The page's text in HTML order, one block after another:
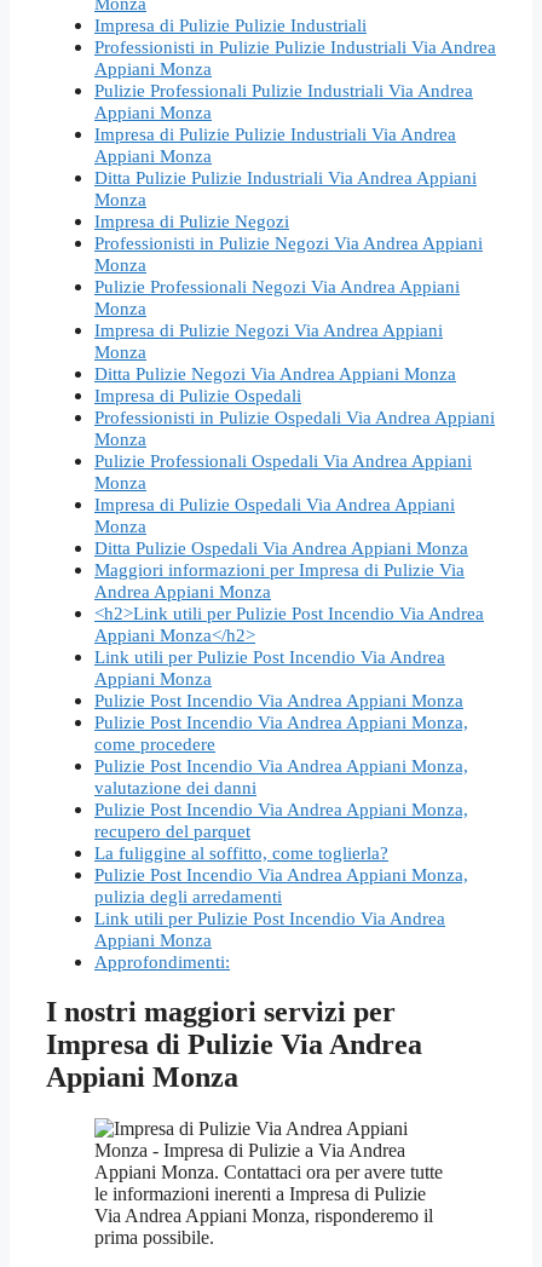
Impresa di Pulizie Pulizie Industriali
Professionisti in Pulizie Pulizie Industriali Via Andrea
Appiani Monza
Pulizie Professionali Pulizie Industriali Via Andrea
Appiani Monza
Impresa di Pulizie Pulizie Industriali Via Andrea
Appiani Monza
Ditta Pulizie Pulizie Industriali Via Andrea Appiani
Monza
Impresa di Pulizie Negozi
Professionisti in Pulizie Negozi Via Andrea Appiani
Monza
Pulizie Professionali Negozi Via Andrea Appiani
Monza
Impresa di Pulizie Negozi Via Andrea Appiani
Monza
Ditta Pulizie Negozi Via Andrea Appiani Monza
Impresa di Pulizie Ospedali
Professionisti in Pulizie Ospedali Via Andrea Appiani
Monza
Pulizie Professionali Ospedali Via Andrea Appiani
Monza
Impresa di Pulizie Ospedali Via Andrea Appiani
Monza
Ditta Pulizie Ospedali Via Andrea Appiani Monza
Maggiori informazioni per Impresa di Pulizie Via
Andrea Appiani Monza
<h2>Link utili per Pulizie Post Incendio Via Andrea
Appiani Monza</h2>
Link utili per Pulizie Post Incendio Via Andrea
Appiani Monza
Pulizie Post Incendio Via Andrea Appiani Monza
Pulizie Post Incendio Via Andrea Appiani Monza,
come procedere
Pulizie Post Incendio Via Andrea Appiani Monza,
valutazione dei danni
Pulizie Post Incendio Via Andrea Appiani Monza,
recupero del parquet
La fuliggine al soffitto, come toglierla?
Pulizie Post Incendio Via Andrea Appiani Monza,
pulizia degli arredamenti
Link utili per Pulizie Post Incendio Via Andrea
Appiani Monza
Approfondimenti:
I nostri maggiori servizi per
Impresa di Pulizie Via Andrea
Appiani Monza